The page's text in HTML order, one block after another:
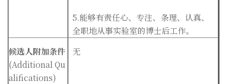
5.能够有责任心、专注、条理、认真、
全职地从事实验室的博士后工作。
候选人附加条件
(Additional Qu
alifications)
无